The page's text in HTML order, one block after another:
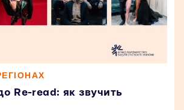
Re-read: як звучить